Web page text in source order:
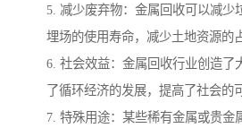
5. 减少废弃物：金属回收可以减少
埋场的使用寿命，减少土地资源的
6. 社会效益：金属回收行业创造了
了循环经济的发展，提高了社会的
7. 特殊用途：某些稀有金属或贵金